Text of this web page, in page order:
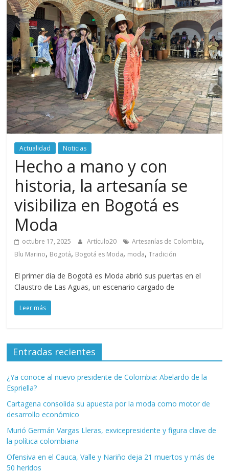
periodismo
digital
del
Politécnico
Grancolombiano
Actualidad Noticias
Hecho a mano y con
historia, la artesanía se
visibiliza en Bogotá es
Moda
octubre 17, 2025 Artículo20 Artesanías de Colombia,
Blu Marino, Bogotá, Bogotá es Moda, moda,Tradición
El primer día de Bogotá es Moda abrió sus puertas en el
Claustro de Las Aguas, un escenario cargado de
Leer más
Entradas recientes
¿Ya conoce al nuevo presidente de Colombia: Abelardo de la
Espriella?
Cartagena consolida su apuesta por la moda como motor de
desarrollo económico
Murió Germán Vargas Lleras, exvicepresidente y figura clave de
la política colombiana
Ofensiva en el Cauca, Valle y Nariño deja 21 muertos y más de
50 heridos